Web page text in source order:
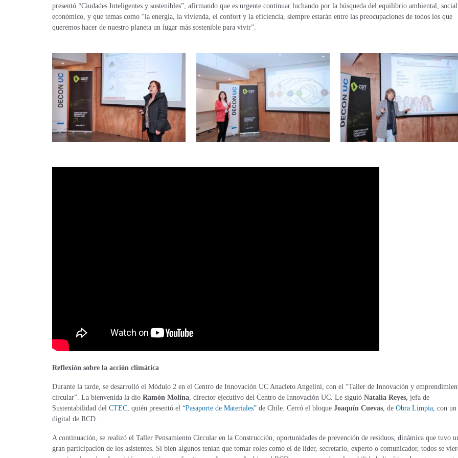
presentó “Ciudades Inteligentes y sostenibles”, afirmando que es urgente continuar luchando por la búsqueda del equilibrio ambiental,
económico, y que temas como “la energía, la vivienda, el confort y la eficiencia, siempre estarán entre las preocupaciones de todos los que
queremos hacer de nuestro planeta un lugar más sostenible para vivir”.
Reflexión sobre la acción climática
Durante la tarde, se desarrolló el Módulo 2 en el Centro de Innovación UC Anacleto Angelini, con el “Taller de Innovación y
circular”. La bienvenida la dio Ramón Molina, director ejecutivo del Centro de Innovación UC. Le siguió Natalia Reyes, jefa de
Sustentabilidad del CTEC, quién presentó el “Pasaporte de Materiales” de Chile. Cerró el bloque Joaquín Cuevas, de Obra Limpia, con
digital de RCD.
A continuación, se realizó el Taller Pensamiento Circular en la Construcción, oportunidades de prevención de residuos, dinámica que tuvo
gran participación de los asistentes. Si bien algunos tenían que tomar roles como el de líder, secretario, experto o comunicador, todos se